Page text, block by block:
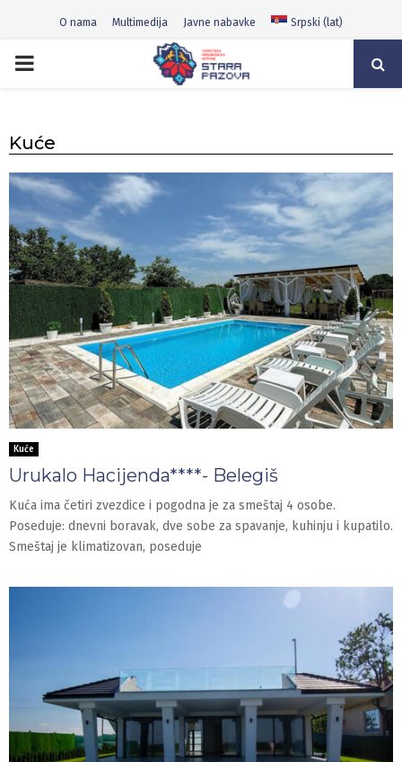
O nama Multimedija Javne nabavke Srpski (lat)
PRIMARY
Kuće
Kuće
Urukalo Hacijenda****- Belegiš
Kuća ima četiri zvezdice i pogodna je za smeštaj 4 osobe.
Poseduje: dnevni boravak, dve sobe za spavanje, kuhinju i kupatilo.
Smeštaj je klimatizovan, poseduje